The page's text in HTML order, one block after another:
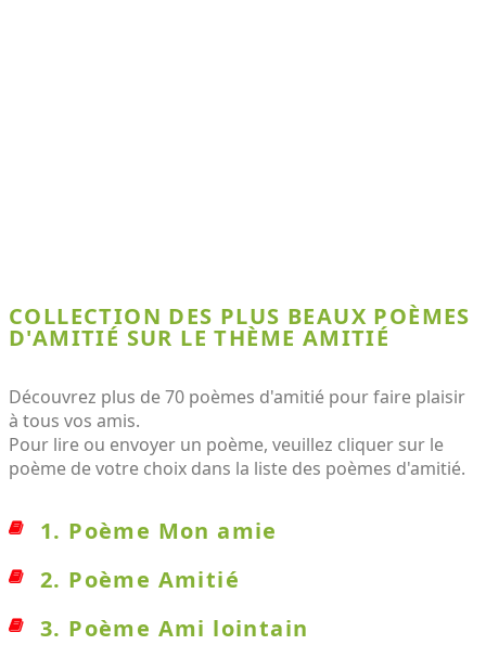
COLLECTION DES PLUS BEAUX POÈMES
D'AMITIÉ SUR LE THÈME AMITIÉ
Découvrez plus de 70 poèmes d'amitié pour faire plaisir
à tous vos amis.
Pour lire ou envoyer un poème, veuillez cliquer sur le
poème de votre choix dans la liste des poèmes d'amitié.
1. Poème Mon amie
2. Poème Amitié
3. Poème Ami lointain